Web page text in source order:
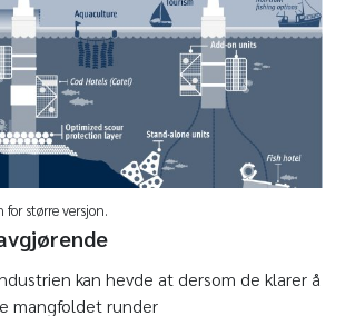
større versjon.
kan hevde at dersom de klarer å
mangfoldet runder